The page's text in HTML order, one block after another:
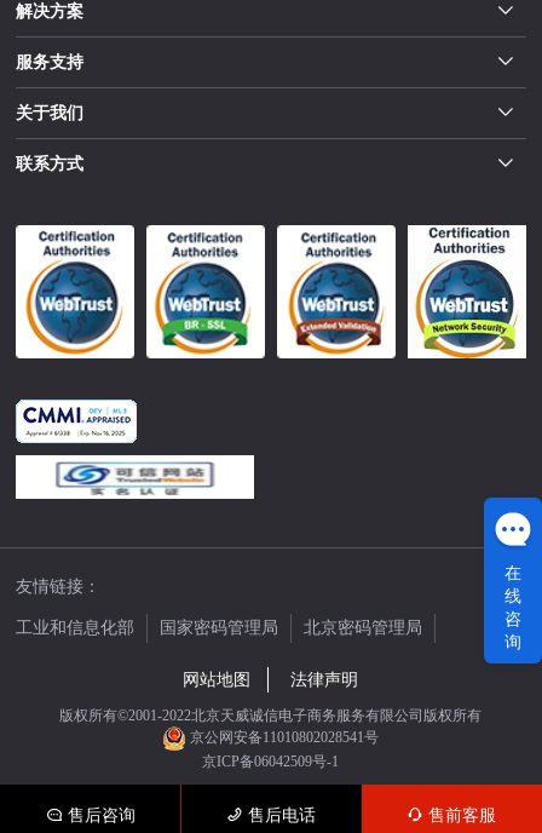
解决方案
服务支持
关于我们
联系方式
友情链接：
工业和信息化部 国家密码管理局
北京密码管理局
网站地图
法律声明
版权所有©2001-2022北京天威诚信电子商务服务有限公司版权所有
京公网安备11010802028541号
京ICP备06042509号-1
售后咨询 售后电话 售前客服
在
线
咨
询